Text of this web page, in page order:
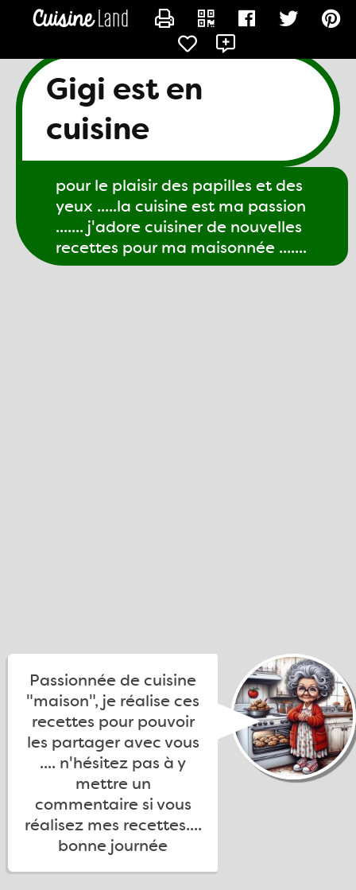
Gigi est en
cuisine
pour le plaisir des papilles et des
yeux .....la cuisine est ma passion
....... j'adore cuisiner de nouvelles
recettes pour ma maisonnée .......
Passionnée de cuisine
"maison", je réalise ces
recettes pour pouvoir
les partager avec vous
.... n'hésitez pas à y
mettre un
commentaire si vous
réalisez mes recettes....
bonne journée
CONTACTER GIGI61